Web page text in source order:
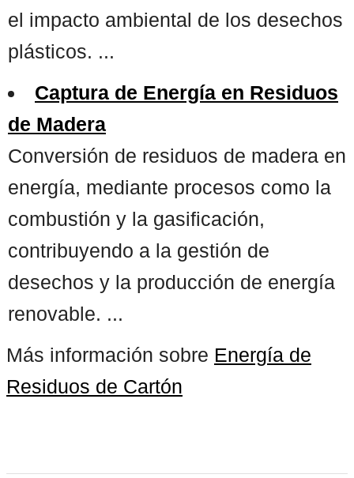
el impacto ambiental de los desechos
plásticos. ...
Captura de Energía en Residuos
de Madera
Conversión de residuos de madera en
energía, mediante procesos como la
combustión y la gasificación,
contribuyendo a la gestión de
desechos y la producción de energía
renovable. ...
Más información sobre Energía de
Residuos de Cartón